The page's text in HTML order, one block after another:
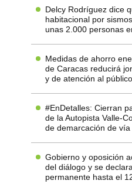
Delcy Rodríguez dice
habitacional por
unas 2.000 personas
Medidas de ahorro
de Caracas reducirá
y de atención al público
#EnDetalles: Cierran
de la Autopista Valle-
de demarcación de vía
Gobierno y oposición
del diálogo y se
permanente hasta el